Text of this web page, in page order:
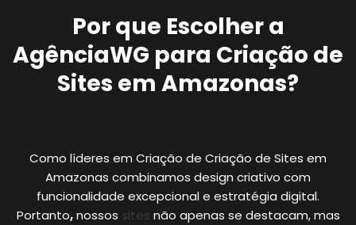
Por que Escolher a
AgênciaWG para Criação de
Sites em Amazonas?
Como líderes em Criação de Criação de Sites em
Amazonas combinamos design criativo com
funcionalidade excepcional e estratégia digital.
Portanto,nossos sites não apenas se destacam, mas